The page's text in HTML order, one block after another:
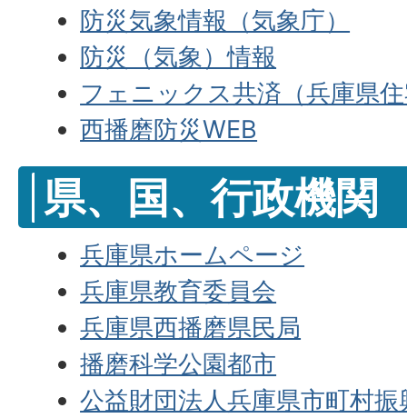
防災気象情報（気象庁）
防災（気象）情報
フェニックス共済（兵庫県
西播磨防災WEB
県、国、行政機関
兵庫県ホームページ
兵庫県教育委員会
兵庫県西播磨県民局
播磨科学公園都市
公益財団法人兵庫県市町村振